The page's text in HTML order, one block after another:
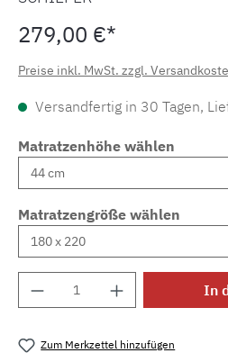
279,00 €*
Preise inkl. MwSt. zzgl.
Versandfertig in 30 Tagen,
Matratzenhöhe wählen
Matratzengröße wählen
Produkt Anzahl: GibIn
Zum Merkzettel hinzufügen